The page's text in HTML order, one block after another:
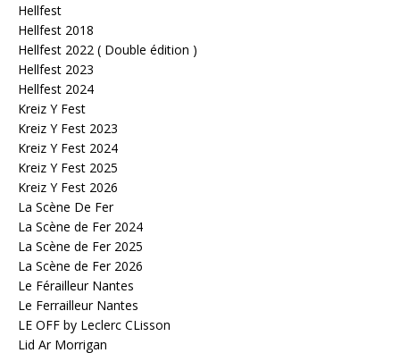
Hellfest
Hellfest 2018
Hellfest 2022 ( Double édition )
Hellfest 2023
Hellfest 2024
Kreiz Y Fest
Kreiz Y Fest 2023
Kreiz Y Fest 2024
Kreiz Y Fest 2025
Kreiz Y Fest 2026
La Scène De Fer
La Scène de Fer 2024
La Scène de Fer 2025
La Scène de Fer 2026
Le Férailleur Nantes
Le Ferrailleur Nantes
LE OFF by Leclerc CLisson
Lid Ar Morrigan